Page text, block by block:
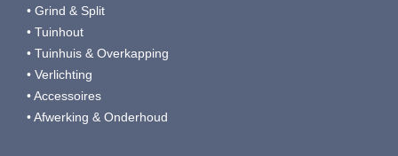
• Grind & Split
• Tuinhout
• Tuinhuis & Overkapping
• Verlichting
• Accessoires
• Afwerking & Onderhoud